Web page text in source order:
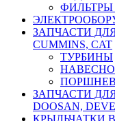
ЗАПЧАСТИ ДЛЯ
CUMMINS, CAT
ТУРБИНЫ
ЗАПЧАСТИ
DOOSAN,
КРЫЛЬЧАТКИ